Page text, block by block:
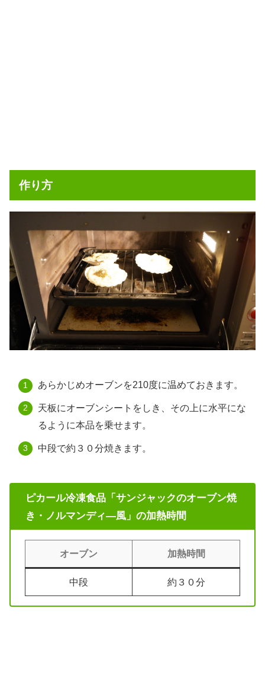
作り方
あらかじめオーブンを210度に温めておきます。
天板にオーブンシートをしき、その上に水平にな
るように本品を乗せます。
中段で約３０分焼きます。
ピカール冷凍食品「サンジャックのオーブン焼
き・ノルマンディ―風」の加熱時間
オーブン 加熱時間
中段 約３０分